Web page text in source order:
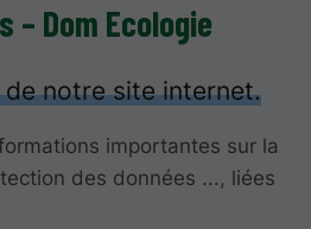
– Dom Ecologie
notre site internet.
importantes sur la
des données ..., liées